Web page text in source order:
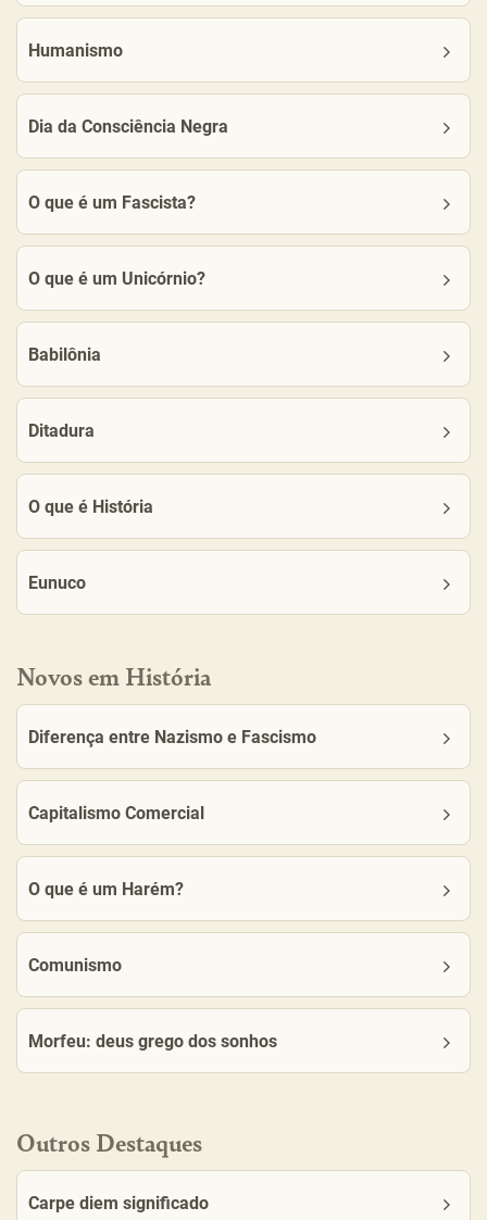
Humanismo
Dia da Consciência Negra
O que é um Fascista?
O que é um Unicórnio?
Babilônia
Ditadura
O que é História
Eunuco
Novos em História
Diferença entre Nazismo e Fascismo
Capitalismo Comercial
O que é um Harém?
Comunismo
Morfeu: deus grego dos sonhos
Outros Destaques
Carpe diem significado